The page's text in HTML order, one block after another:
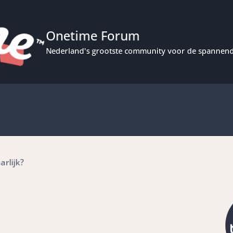
Onetime Forum
Nederland's grootste community voor de